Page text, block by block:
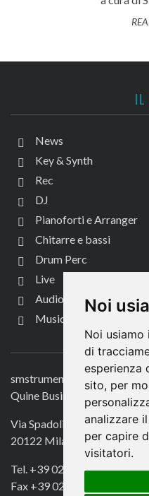
Noi
Noi
di
esperienza
sito, per
analizzare
per capire
visitatori.
News
Key & Synth
Rec
DJ
Pianoforti e Arranger
Chitarre e bassi
Drum Perc
Live
Audio per video
Music Life
smstrumentimusicali.it
Quine Business Publisher
Via Spadolini 7
20122 Milano
Tel. +39 02 49756990
Fax +39 02 72016740